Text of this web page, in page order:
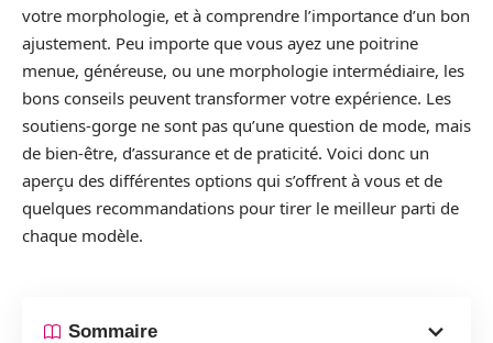
votre morphologie, et à comprendre l’importance d’un bon
ajustement. Peu importe que vous ayez une poitrine
menue, généreuse, ou une morphologie intermédiaire, les
bons conseils peuvent transformer votre expérience. Les
soutiens-gorge ne sont pas qu’une question de mode, mais
de bien-être, d’assurance et de praticité. Voici donc un
aperçu des différentes options qui s’offrent à vous et de
quelques recommandations pour tirer le meilleur parti de
chaque modèle.
Sommaire